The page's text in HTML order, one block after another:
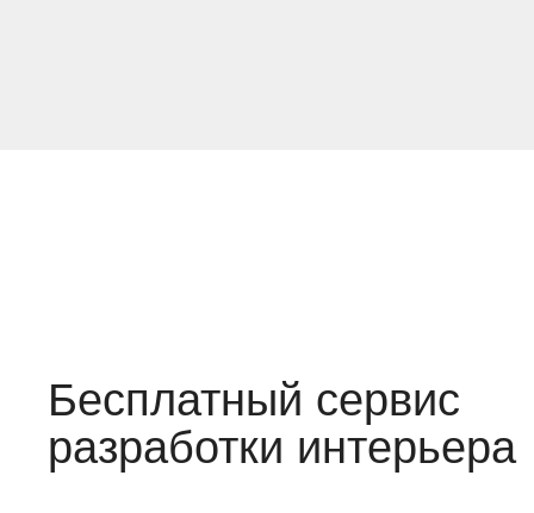
Бесплатный сервис
разработки интерьера